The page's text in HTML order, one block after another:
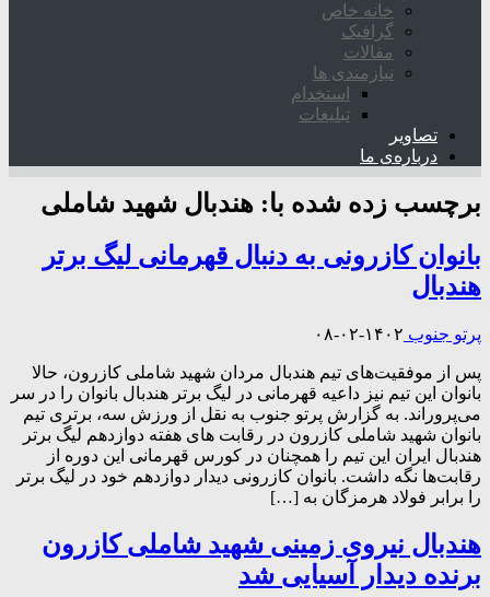
خانه خاص
گرافیک
مقالات
نیازمندی ها
استخدام
تبلیغات
تصاویر
درباره‌ی ما
برچسب زده شده با: هندبال شهید شاملی
بانوان کازرونی به دنبال قهرمانی لیگ برتر
هندبال
پرتو جنوب ۱۴۰۲-۰۲-۰۸
پس از موفقیت‌های تیم هندبال مردان شهید شاملی کازرون، حالا
بانوان این تیم نیز داعیه قهرمانی در لیگ برتر هندبال بانوان را در سر
می‌پروراند. به گزارش پرتو جنوب به نقل از ورزش سه، برتری تیم
بانوان شهید شاملی کازرون در رقابت های هفته دوازدهم لیگ برتر
هندبال ایران این تیم را همچنان در کورس قهرمانی این دوره از
رقابت‌ها نگه داشت. بانوان کازرونی دیدار دوازدهم خود در لیگ برتر
را برابر فولاد هرمزگان به […]
هندبال نیروی زمینی شهید شاملی کازرون
برنده دیدار آسیایی شد